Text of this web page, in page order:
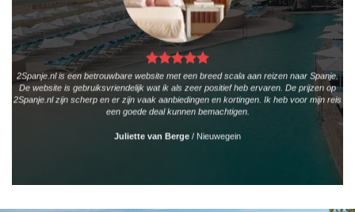
2Spanje.nl is een betrouwbare website met een breed scala aan reizen naar Spanje.
De website is gebruiksvriendelijk wat ik als zeer positief heb ervaren. De prijzen op
2Spanje.nl zijn scherp en er zijn vaak aanbiedingen en kortingen. Ik heb voor mijn reis
een goede deal kunnen bemachtigen.
Juliette van Berge / Nieuwegein